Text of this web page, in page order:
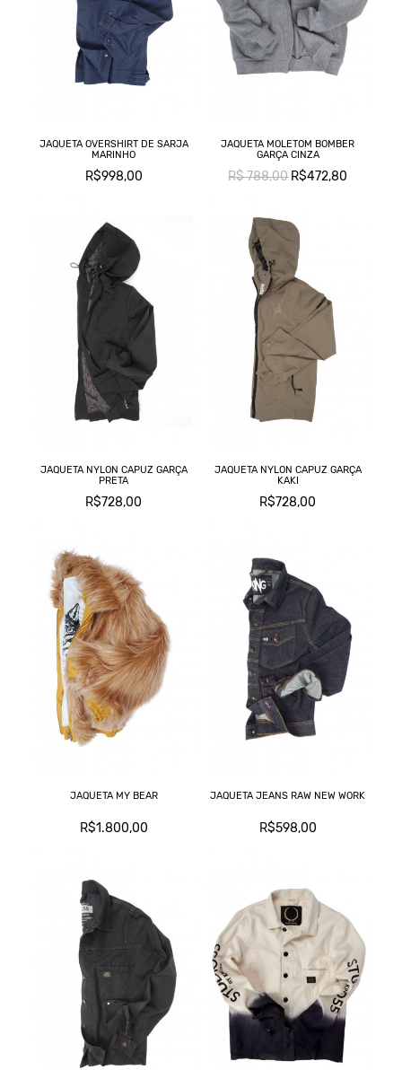
JAQUETA OVERSHIRT DE SARJA
MARINHO
R$998,00
JAQUETA MOLETOM BOMBER
GARÇA CINZA
R$ 788,00R$472,80
JAQUETA NYLON CAPUZ GARÇA
PRETA
R$728,00
JAQUETA NYLON CAPUZ GARÇA
KAKI
R$728,00
JAQUETA MY BEAR
R$1.800,00
JAQUETA JEANS RAW NEW WORK
R$598,00